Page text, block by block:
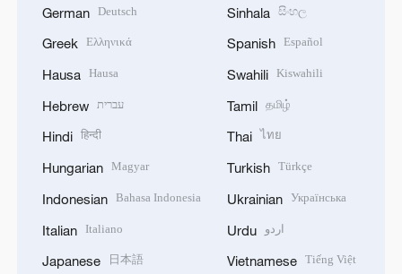
German Deutsch
Greek Ελληνικά
Hausa Hausa
Hebrew עברית
Hindi हिन्दी
Hungarian Magyar
Indonesian Bahasa Indonesia
Italian Italiano
Japanese 日本語
Sinhala සිංහල
Spanish Español
Swahili Kiswahili
Tamil தமிழ்
Thai ไทย
Turkish Türkçe
Ukrainian Українська
Urdu اردو
Vietnamese Tiếng Việt